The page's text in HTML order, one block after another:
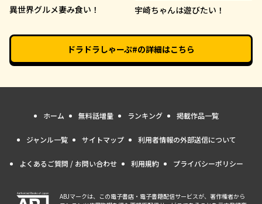
異世界グルメ妻み食い！ 宇崎ちゃんは遊びたい！
ドラドラしゃーぷ#の詳細はこちら
ホーム 無料話増量 ランキング 掲載作品一覧
ジャンル一覧 サイトマップ 利用者情報の外部送信について
よくあるご質問 / お問い合わせ 利用規約 プライバシーポリシー
ABJマークは、この電子書店・電子書籍配信サービスが、著作権者から